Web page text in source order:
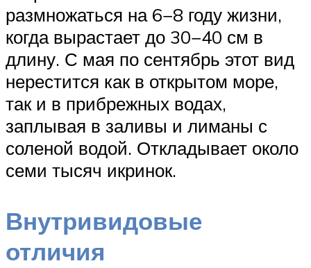
размножаться на 6−8 году жизни,
когда вырастает до 30−40 см в
длину. С мая по сентябрь этот вид
нерестится как в открытом море,
так и в прибрежных водах,
заплывая в заливы и лиманы с
соленой водой. Откладывает около
семи тысяч икринок.
Внутривидовые
отличия